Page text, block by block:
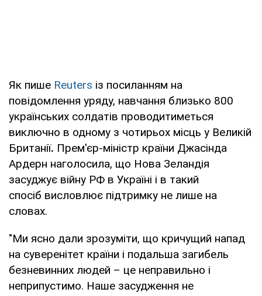
Як пише Reuters із посиланням на
повідомлення уряду, навчання близько 800
українських солдатів проводитиметься
виключно в одному з чотирьох місць у Великій
Британії. Прем'єр-міністр країни Джасінда
Ардерн наголосила, що Нова Зеландія
засуджує війну РФ в Україні і в такий
спосіб висловлює підтримку не лише на
словах.
"Ми ясно дали зрозуміти, що кричущий напад
на суверенітет країни і подальша загибель
безневинних людей – це неправильно і
неприпустимо. Наше засудження не